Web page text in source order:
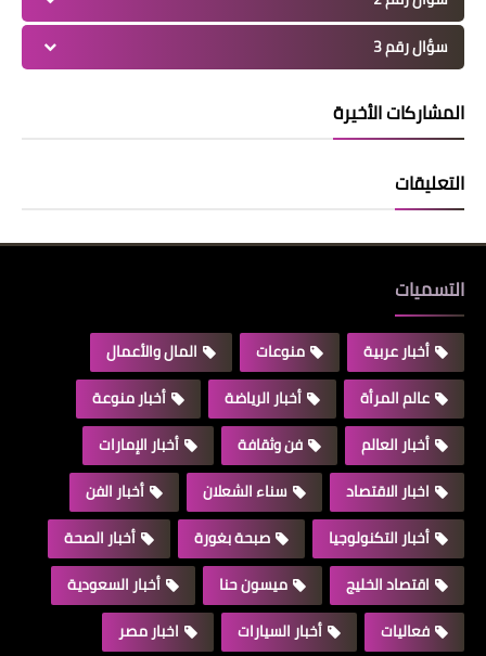
سؤال رقم 3
المشاركات الأخيرة
التعليقات
التسميات
أخبار عربية منوعات
المال والأعمال
عالم المرأة
أخبار الرياضة
أخبار منوعة
أخبار العالم
فن وثقافة
أخبار الإمارات
اخبار الاقتصاد
سناء الشعلان
أخبار الفن
أخبار التكنولوجيا
صبحة بغورة
أخبار الصحة
اقتصاد الخليج
ميسون حنا
أخبار السعودية
فعاليات
أخبار السيارات
اخبار مصر